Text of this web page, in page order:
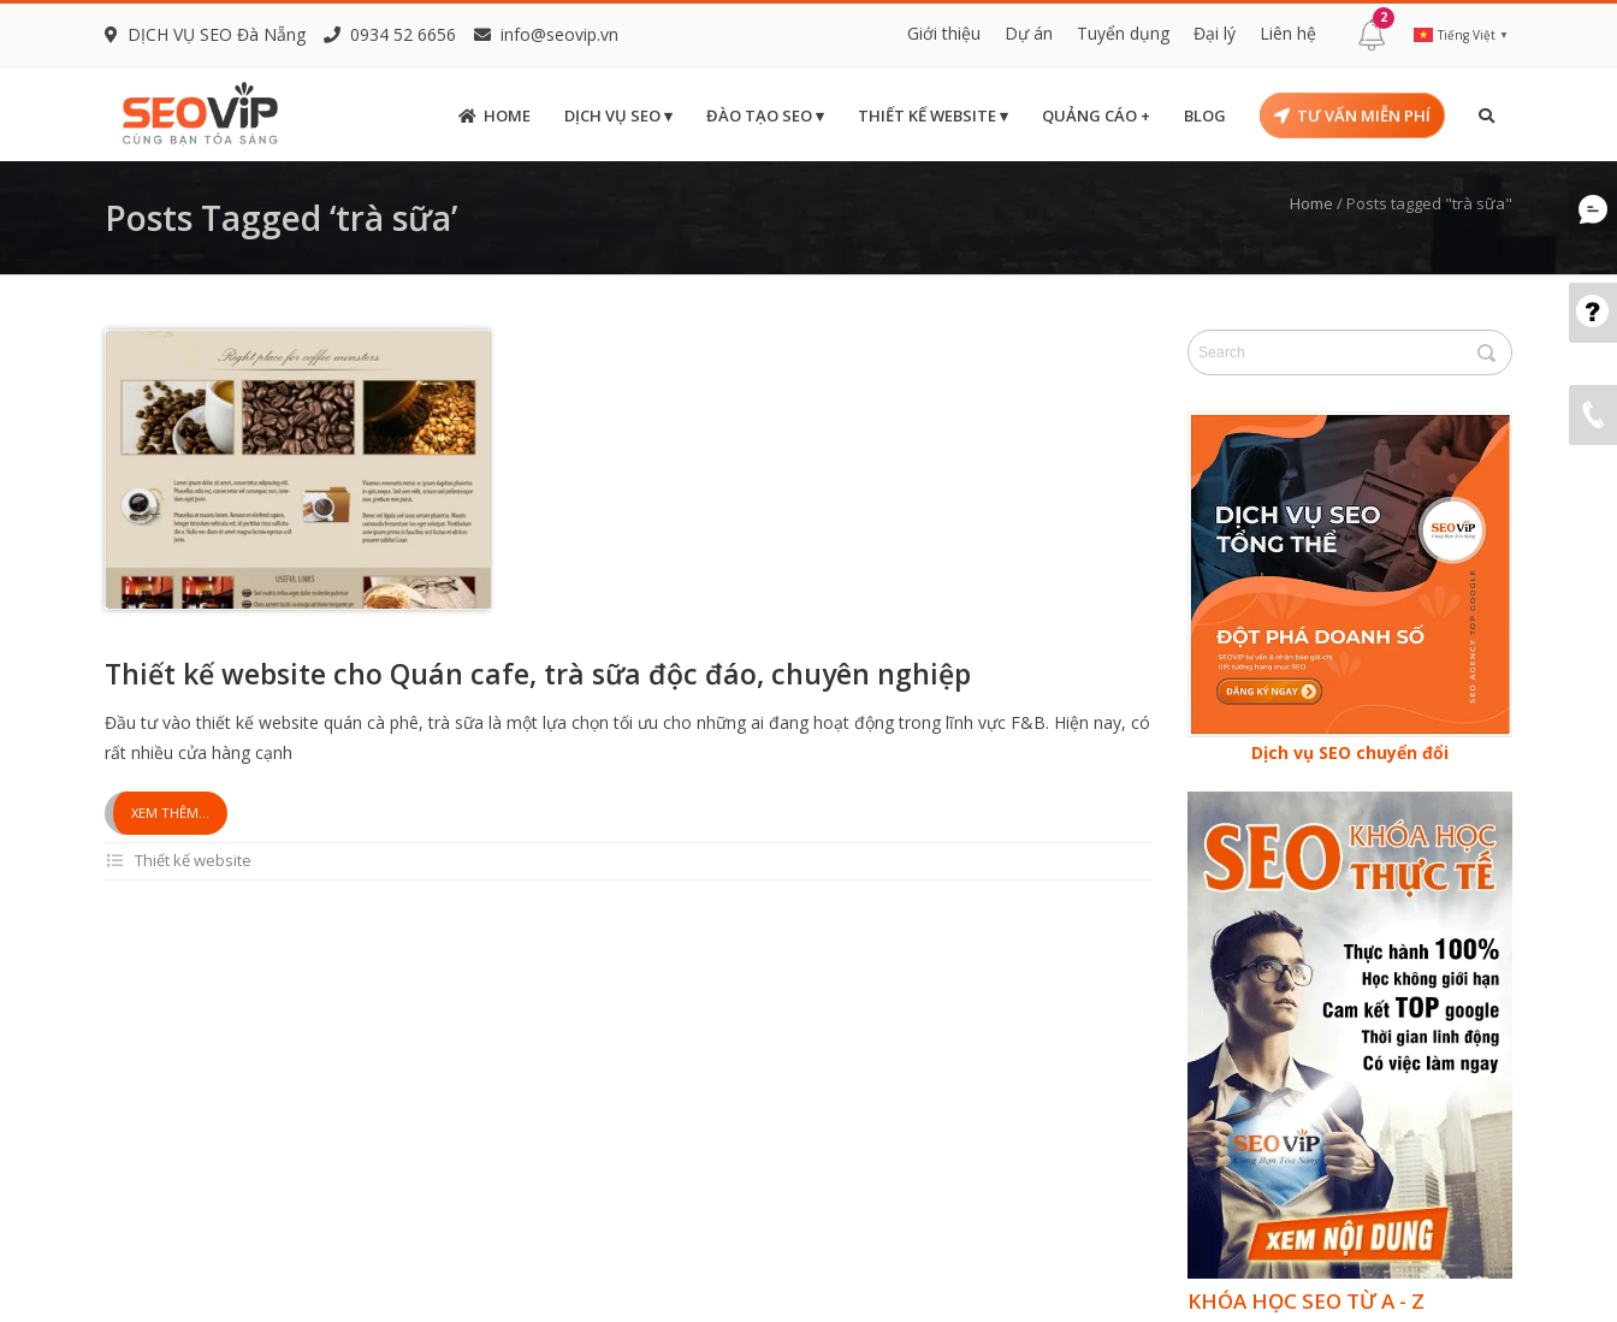
DỊCH VỤ SEO Đà Nẵng 0934 52 6656 info@seovip.vn Giới thiệu Dự án Tuyển dụng Đại lý Liên hệ
2
Tiếng Việt ▼
HOME DỊCH VỤ SEO ▾ ĐÀO TẠO SEO ▾ THIẾT KẾ WEBSITE ▾ QUẢNG CÁO + BLOG TƯ VẤN MIỄN PHÍ
Posts Tagged ‘trà sữa’ Home / Posts tagged "trà sữa"
Thiết kế website cho Quán cafe, trà sữa độc đáo, chuyên nghiệp
Đầu tư vào thiết kế website quán cà phê, trà sữa là một lựa chọn tối ưu cho những ai đang hoạt động trong lĩnh vực F&B. Hiện nay, có
rất nhiều cửa hàng cạnh
XEM THÊM...
Thiết kế website
Dịch vụ SEO chuyển đổi
KHÓA HỌC SEO TỪ A - Z